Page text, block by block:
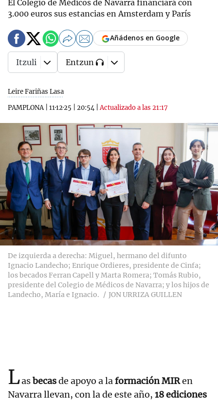
El Colegio de Médicos de Navarra financiará con
3.000 euros sus estancias en Amsterdam y París
Leire Fariñas Lasa
PAMPLONA| 11·12·25 20:54 |Actualizado a las 21:17
Añádenos en Google
Itzuli Entzun
De izquierda a derecha: Miguel, hermano del difunto
Ignacio Landecho; Enrique Ordieres, presidente de Cinfa;
los becados Ferran Capell y Marta Romera; Tomás Rubio,
presidente del Colegio de Médicos de Navarra; y los hijos de
Landecho, María e Ignacio.
JON URRIZA GUILLEN
Lasbecasde apoyo a laformación MIRen
Navarra llevan, con la de este año, 18 ediciones